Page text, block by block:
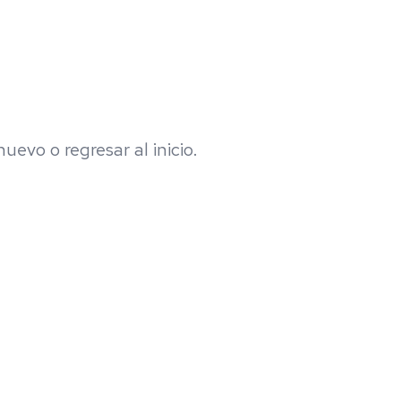
o regresar al inicio.